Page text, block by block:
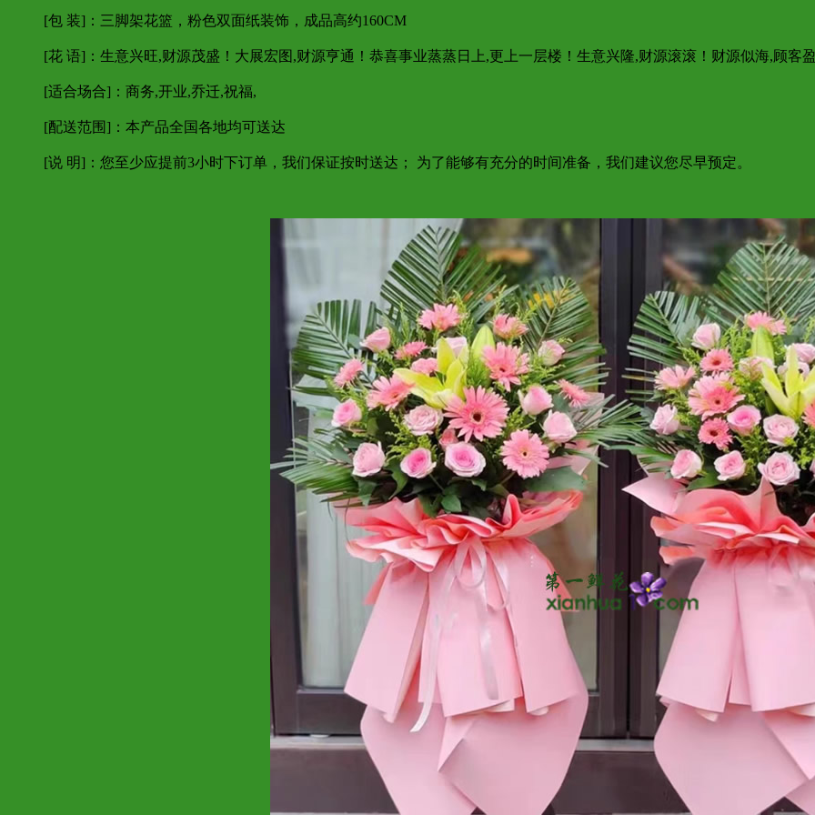
[包 装]：三脚架花篮，粉色双面纸装饰，成品高约160CM
[花 语]：生意兴旺,财源茂盛！大展宏图,财源亨通！恭喜事业蒸蒸日上,更上一层楼！生意兴隆,财源滚滚！财源似海,顾客
[适合场合]：商务,开业,乔迁,祝福,
[配送范围]：本产品全国各地均可送达
[说 明]：您至少应提前3小时下订单，我们保证按时送达； 为了能够有充分的时间准备，我们建议您尽早预定。